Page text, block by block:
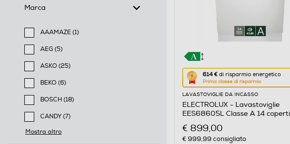
Marca
AAAMAZE (1)
Filtra per Marca: AAAMAZE
AEG (5)
Filtra per Marca: AEG
ASKO (25)
Filtra per Marca: ASKO
BEKO (6)
Filtra per Marca: BEKO
BOSCH (18)
Filtra per Marca: BOSCH
CANDY (7)
Filtra per Marca: CANDY
Mostra altro
614 € di risparmio energetico
Prima classe di risparmio
Questa
azione
aprirà
il
di
LAVASTOVIGLIE DA INCASSO
ELECTROLUX - Lavastoviglie
EES68605L Classe A 14 coperti
€ 899,00
€ 999,99 consigliato